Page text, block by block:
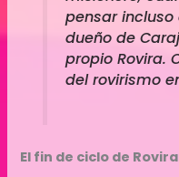
pensar
dueño de
propio Rovira.
del rovirismo
El fin de ciclo de